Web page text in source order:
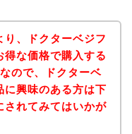
り、ドクターベジフ
得な価格で購入する
ので、ドクターベ
に興味のある方は下
されてみてはいかが